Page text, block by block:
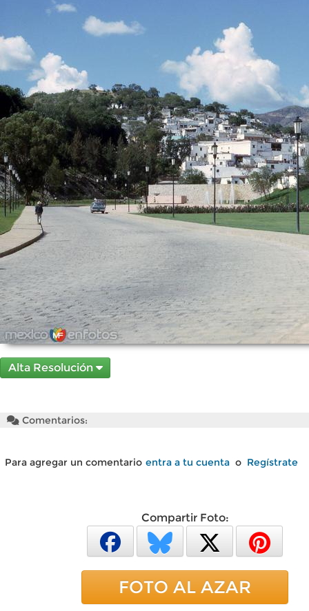
Alta Resolución
Comentarios:
Para agregar un comentario entra a tu cuenta o Regístrate
Compartir Foto:
FOTO AL AZAR